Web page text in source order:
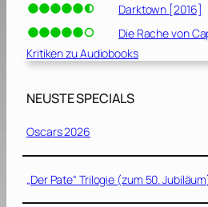
Darktown [2016]
Die Rache von
Kritiken zu Audiobooks
NEUSTE SPECIALS
Oscars 2026
„Der Pate“ Trilogie (zum 50.